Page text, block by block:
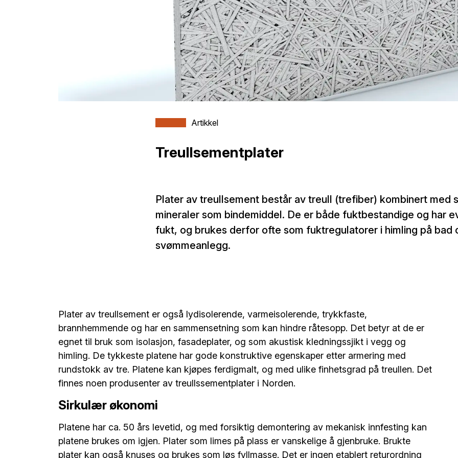
Artikkel
Treullsementplater
Plater av treullsement består av treull (trefiber) kombinert med
mineraler som bindemiddel. De er både fuktbestandige og har
fukt, og brukes derfor ofte som fuktregulatorer i himling på bad
svømmeanlegg.
Plater av treullsement er også lydisolerende, varmeisolerende, trykkfaste,
brannhemmende og har en sammensetning som kan hindre råtesopp. Det betyr at de er
egnet til bruk som isolasjon, fasadeplater, og som akustisk kledningssjikt i vegg og
himling. De tykkeste platene har gode konstruktive egenskaper etter armering med
rundstokk av tre. Platene kan kjøpes ferdigmalt, og med ulike finhetsgrad på treullen. Det
finnes noen produsenter av treullssementplater i Norden.
Sirkulær økonomi
Platene har ca. 50 års levetid, og med forsiktig demontering av mekanisk innfesting kan
platene brukes om igjen. Plater som limes på plass er vanskelige å gjenbruke. Brukte
plater kan også knuses og brukes som løs fyllmasse. Det er ingen etablert returordning